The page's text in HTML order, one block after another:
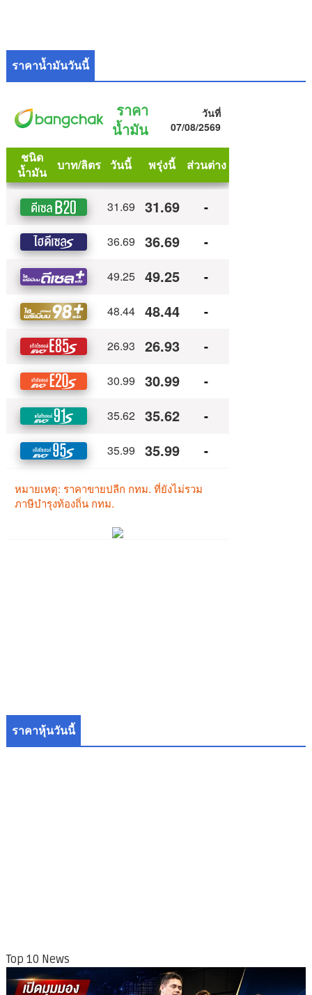
ราคาน้ำมันวันนี้
ราคาหุ้นวันนี้
Top 10 News